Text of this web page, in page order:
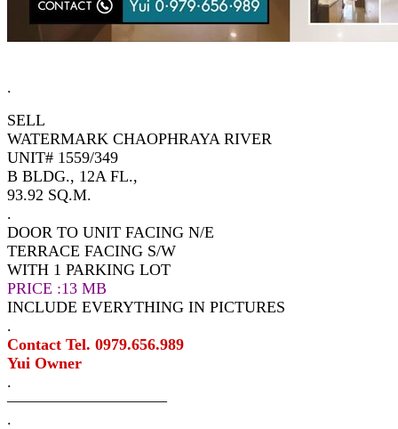
.
SELL
WATERMARK CHAOPHRAYA RIVER
UNIT# 1559/349
B BLDG., 12A FL.,
93.92 SQ.M.
.
DOOR TO UNIT FACING N/E
TERRACE FACING S/W
WITH 1 PARKING LOT
PRICE :13 MB
INCLUDE EVERYTHING IN PICTURES
.
Contact Tel. 0979.656.989
Yui Owner
.
——————————
.